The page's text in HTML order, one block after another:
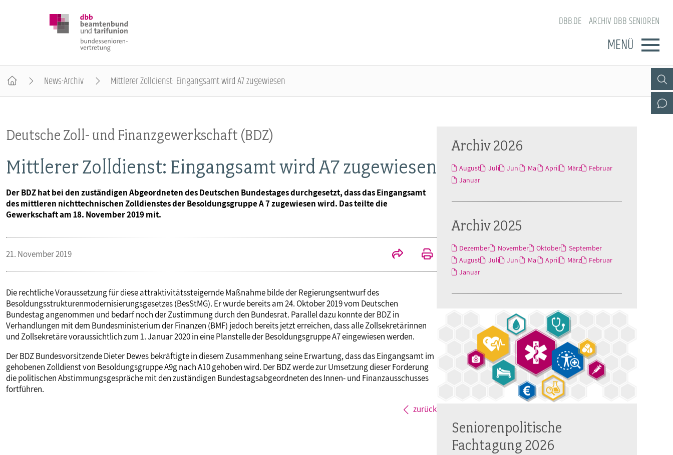
DBB.DE ARCHIV DBB SENIOREN
MENÜ
Gremien
Geschäftsführung
Kontakt
BAGSO
POSITIONEN
VERANSTALTUNGEN
Fachtagungen
Bundesseniorenkongress
PUBLIKATIONEN
News-Archiv Mittlerer Zolldienst: Eingangsamt wird A7 zugewiesen
Deutsche Zoll- und Finanzgewerkschaft (BDZ)
Mittlerer Zolldienst: Eingangsamt wird A7 zugewiesen
Der BDZ hat bei den zuständigen Abgeordneten des Deutschen Bundestages durchgesetzt, dass das Eingangsamt
des mittleren nichttechnischen Zolldienstes der Besoldungsgruppe A 7 zugewiesen wird. Das teilte die
Gewerkschaft am 18. November 2019 mit.
21. November 2019
Die rechtliche Voraussetzung für diese attraktivitätssteigernde Maßnahme bilde der Regierungsentwurf des
Besoldungsstrukturenmodernisierungsgesetzes (BesStMG). Er wurde bereits am 24. Oktober 2019 vom Deutschen
Bundestag angenommen und bedarf noch der Zustimmung durch den Bundesrat. Parallel dazu konnte der BDZ in
Verhandlungen mit dem Bundesministerium der Finanzen (BMF) jedoch bereits jetzt erreichen, dass alle Zollsekretärinnen
und Zollsekretäre voraussichtlich zum 1. Januar 2020 in eine Planstelle der Besoldungsgruppe A7 eingewiesen werden.
Der BDZ Bundesvorsitzende Dieter Dewes bekräftigte in diesem Zusammenhang seine Erwartung, dass das Eingangsamt im
gehobenen Zolldienst von Besoldungsgruppe A9g nach A10 gehoben wird. Der BDZ werde zur Umsetzung dieser Forderung
die politischen Abstimmungsgespräche mit den zuständigen Bundestagsabgeordneten des Innen- und Finanzausschusses
fortführen.
zurück
Archiv 2026
August Juli Juni Mai April März
Februar
Januar
Archiv 2025
Dezember November Oktober
September
August
Juli Juni Mai April März
Februar
Januar
Seniorenpolitische
Fachtagung 2026